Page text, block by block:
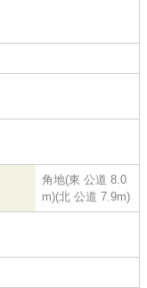
角地(東 公道 8.0
m)(北 公道 7.9m)